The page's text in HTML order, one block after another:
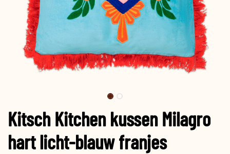
Kitsch Kitchen kussen Milagro
hart licht-blauw franjes